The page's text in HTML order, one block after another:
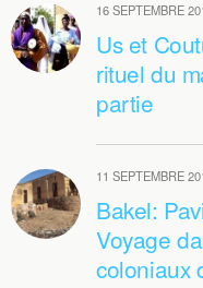
16 SEPTEMBRE
Us et
rituel du
partie
11 SEPTEMBRE
Bakel:
Voyage
coloniaux